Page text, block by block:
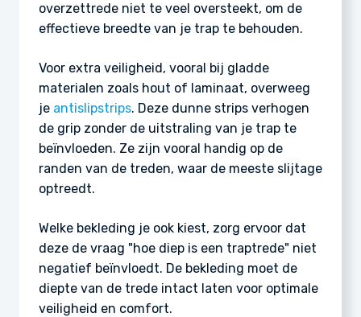
overzettrede niet te veel oversteekt, om de
effectieve breedte van je trap te behouden.
Voor extra veiligheid, vooral bij gladde
materialen zoals hout of laminaat, overweeg
je antislipstrips. Deze dunne strips verhogen
de grip zonder de uitstraling van je trap te
beïnvloeden. Ze zijn vooral handig op de
randen van de treden, waar de meeste slijtage
optreedt.
Welke bekleding je ook kiest, zorg ervoor dat
deze de vraag "hoe diep is een traptrede" niet
negatief beïnvloedt. De bekleding moet de
diepte van de trede intact laten voor optimale
veiligheid en comfort.